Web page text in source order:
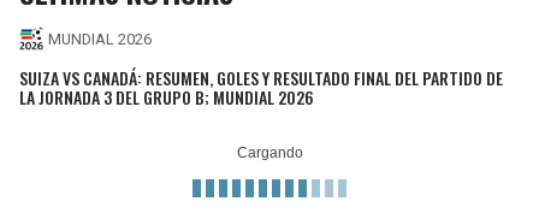
MUNDIAL 2026
SUIZA VS CANADÁ: RESUMEN, GOLES Y RESULTADO FINAL DEL PARTIDO DE
LA JORNADA 3 DEL GRUPO B; MUNDIAL 2026